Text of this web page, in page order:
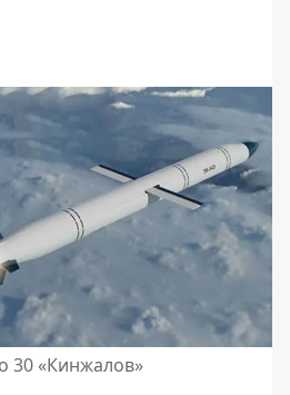
30 «Кинжалов»